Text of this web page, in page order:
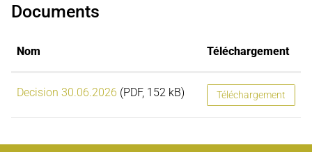
Documents
Nom Téléchargement
Decision 30.06.2026 (PDF, 152 kB) Téléchargement